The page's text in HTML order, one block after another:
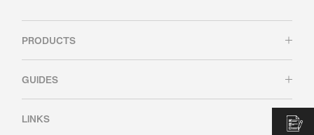
PRODUCTS
GUIDES
LINKS